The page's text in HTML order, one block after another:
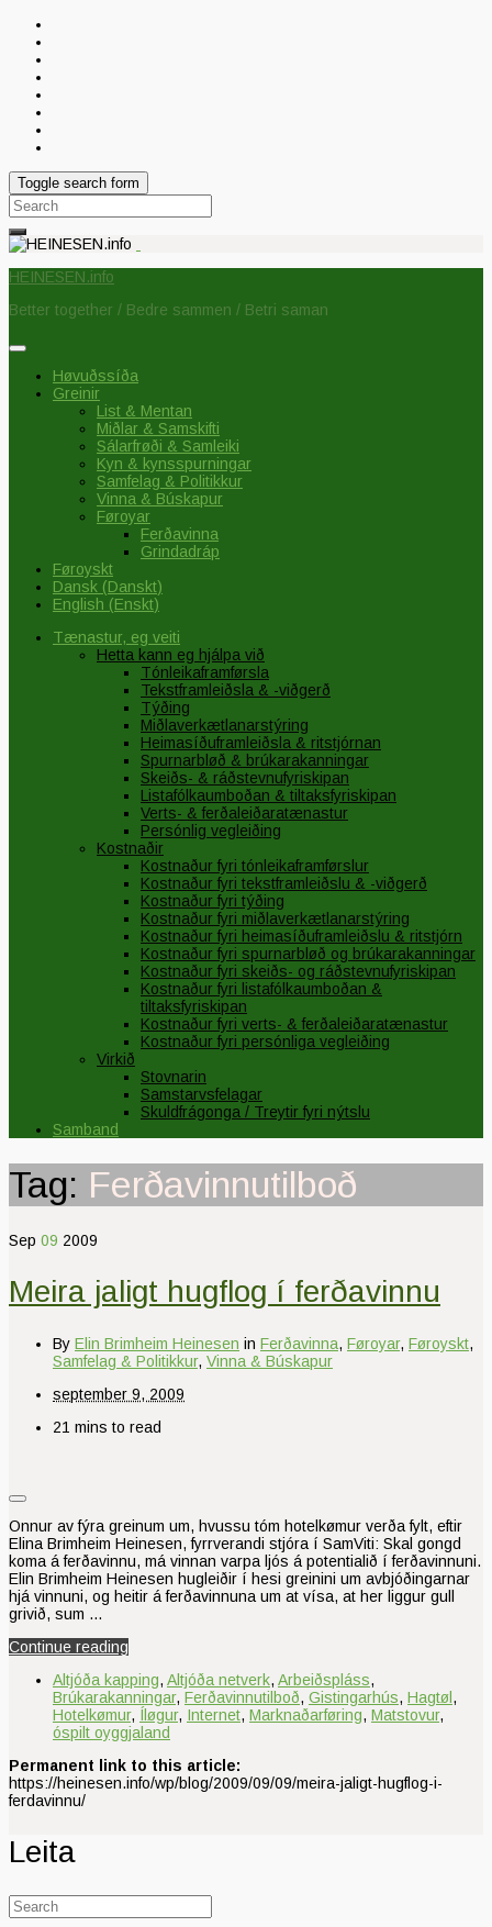
Toggle search form
Search
for:
HEINESEN.info
Better together / Bedre sammen / Betri saman
Høvuðssíða
Greinir
List & Mentan
Miðlar & Samskifti
Sálarfrøði & Samleiki
Kyn & kynsspurningar
Samfelag & Politikkur
Vinna & Búskapur
Føroyar
Ferðavinna
Grindadráp
Føroyskt
Dansk (Danskt)
English (Enskt)
Tænastur, eg veiti
Hetta kann eg hjálpa við
Tónleikaframførsla
Tekstframleiðsla & -viðgerð
Týðing
Miðlaverkætlanarstýring
Heimasíðuframleiðsla & ritstjórnan
Spurnarbløð & brúkarakanningar
Skeiðs- & ráðstevnufyriskipan
Listafólkaumboðan & tiltaksfyriskipan
Verts- & ferðaleiðaratænastur
Persónlig vegleiðing
Kostnaðir
Kostnaður fyri tónleikaframførslur
Kostnaður fyri tekstframleiðslu & -viðgerð
Kostnaður fyri týðing
Kostnaður fyri miðlaverkætlanarstýring
Kostnaður fyri heimasíðuframleiðslu & ritstjórn
Kostnaður fyri spurnarbløð og brúkarakanningar
Kostnaður fyri skeiðs- og ráðstevnufyriskipan
Kostnaður fyri listafólkaumboðan &
tiltaksfyriskipan
Kostnaður fyri verts- & ferðaleiðaratænastur
Kostnaður fyri persónliga vegleiðing
Virkið
Stovnarin
Samstarvsfelagar
Skuldfrágonga / Treytir fyri nýtslu
Samband
Tag: Ferðavinnutilboð
Sep 09 2009
Meira jaligt hugflog í ferðavinnu
By Elin Brimheim Heinesen in Ferðavinna, Føroyar, Føroyskt,
Samfelag & Politikkur, Vinna & Búskapur
september 9, 2009
21 mins to read
Onnur av fýra greinum um, hvussu tóm hotelkømur verða fylt, eftir
Elina Brimheim Heinesen, fyrrverandi stjóra í SamViti: Skal gongd
koma á ferðavinnu, má vinnan varpa ljós á potentialið í ferðavinnuni.
Elin Brimheim Heinesen hugleiðir í hesi greinini um avbjóðingarnar
hjá vinnuni, og heitir á ferðavinnuna um at vísa, at her liggur gull
grivið, sum …
Continue reading
Altjóða kapping, Altjóða netverk, Arbeiðspláss,
Brúkarakanningar, Ferðavinnutilboð, Gistingarhús, Hagtøl ,
Hotelkømur, Íløgur, Internet, Marknaðarføring, Matstovur,
óspilt oyggjaland
Permanent link to this article:
https://heinesen.info/wp/blog/2009/09/09/meira-jaligt-hugflog-i-
ferdavinnu/
Leita
Search
for: